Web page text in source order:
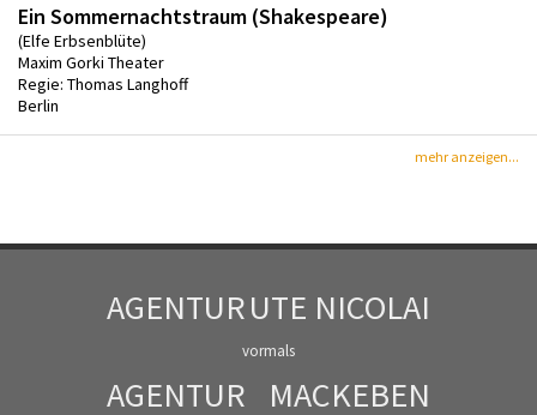
Ein Sommernachtstraum (Shakespeare)
(Elfe Erbsenblüte)
Maxim Gorki Theater
Regie: Thomas Langhoff
Berlin
mehr anzeigen...
AGENTURUTE NICOLAI
vormals
AGENTUR MACKEBEN